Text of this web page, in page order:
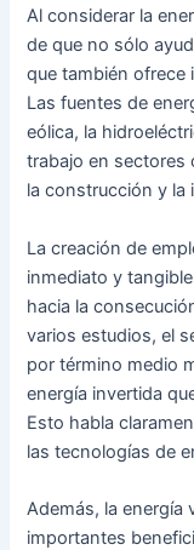
Al considerar la
de que no sólo
que también
Las fuentes de
eólica, la
trabajo en sectores
la construcción y la
La creación de
inmediato y
hacia la
varios estudios, el
por término medio
energía invertida
Esto habla
las tecnologías de
Además, la energía
importantes